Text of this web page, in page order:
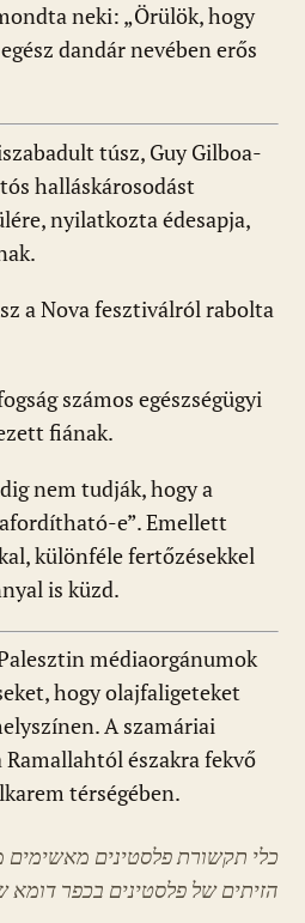
neki: „Örülök, hogy
dandár nevében erős
túsz, Guy Gilboa-
halláskárosodást
nyilatkozta édesapja,
a Nova fesztiválról rabolta
számos egészségügyi
fiának.
nem tudják, hogy a
e”. Emellett
különféle fertőzésekkel
is küzd.
médiaorgánumok
hogy olajfaligeteket
A szamáriai
Ramallahtól északra fekvő
térségében.
כלי תקשורת פלסטינים מאשימים
הזיתים של פלסטינים בכפר